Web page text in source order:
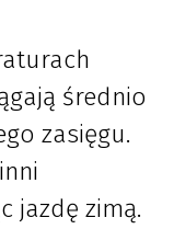
średnio
zasięgu.
jazdę zimą.